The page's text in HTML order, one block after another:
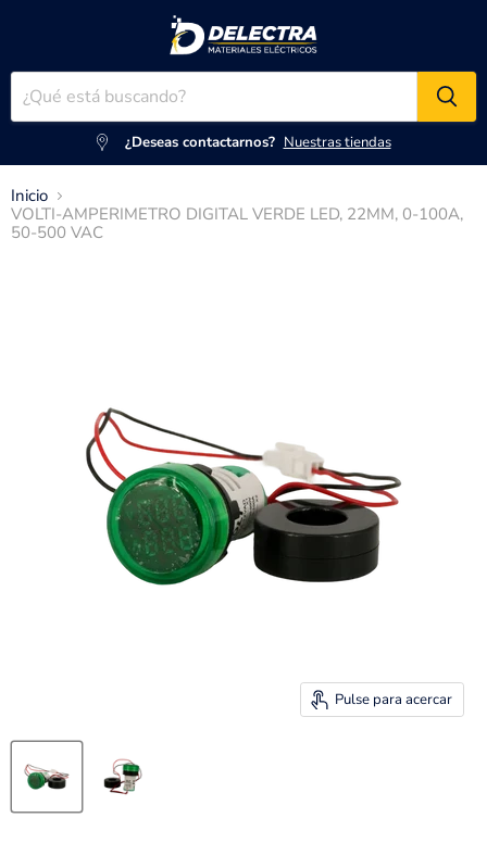
¿Deseas contactarnos? Nuestras tiendas
Inicio
VOLTI-AMPERIMETRO DIGITAL VERDE LED, 22MM, 0-100A,
50-500 VAC
Pulse para acercar